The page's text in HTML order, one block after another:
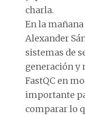
charla.
En la
Alexander
sistemas de
generación y
FastQC en
importante
comparar lo